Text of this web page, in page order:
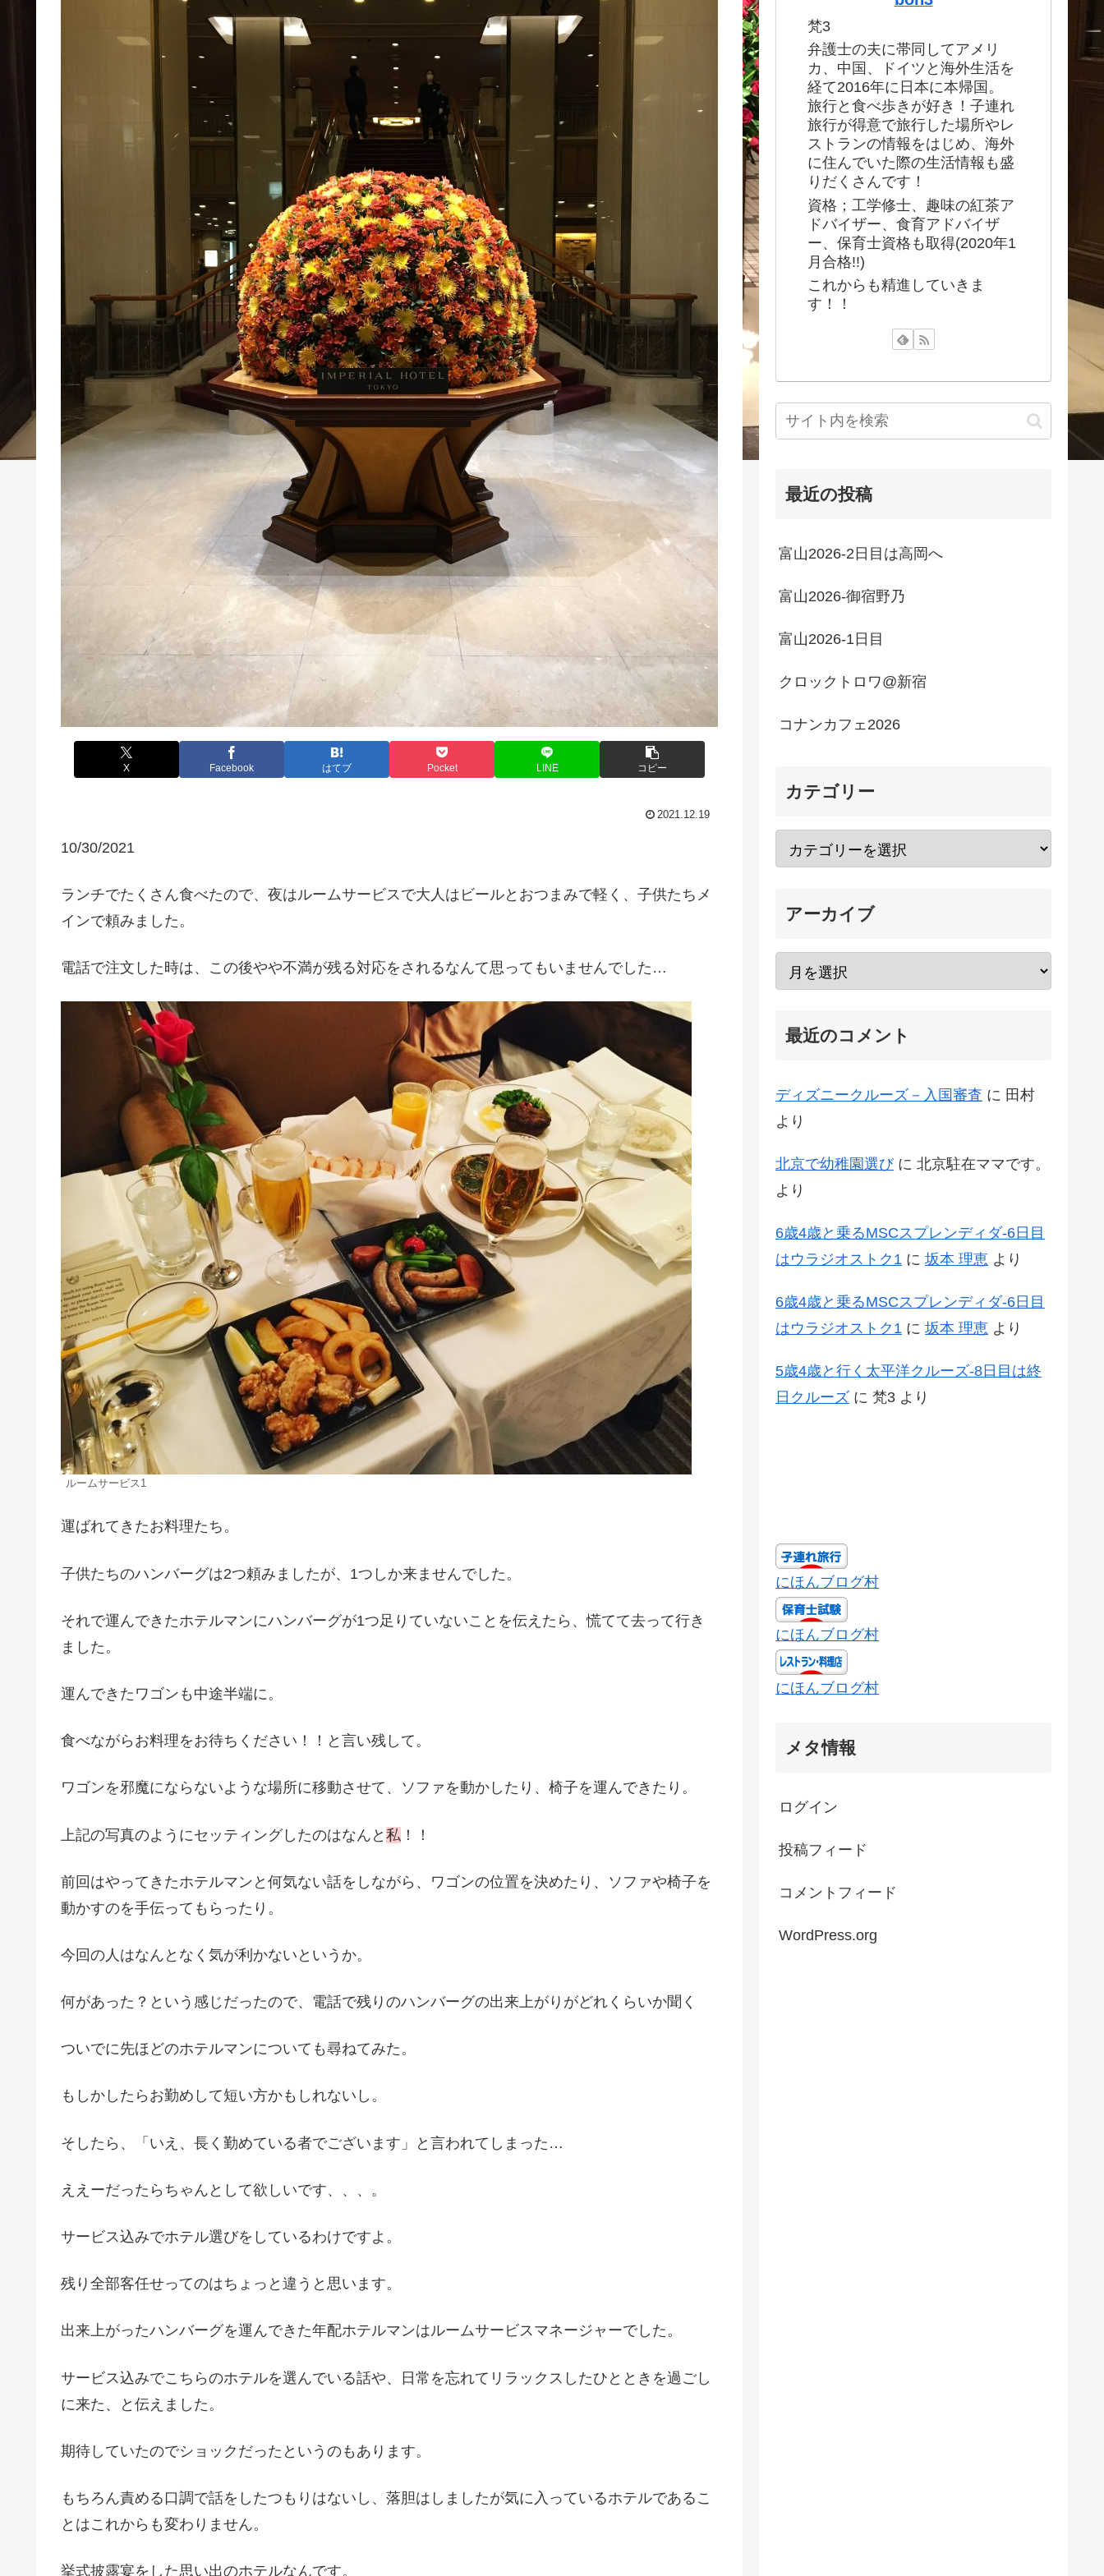
X Facebook はてブ Pocket LINE コピー
2021.12.19
10/30/2021
ランチでたくさん食べたので、夜はルームサービスで大人はビールとおつまみで軽く、子供たちメ
インで頼みました。
電話で注文した時は、この後やや不満が残る対応をされるなんて思ってもいませんでした…
ルームサービス1
運ばれてきたお料理たち。
子供たちのハンバーグは2つ頼みましたが、1つしか来ませんでした。
それで運んできたホテルマンにハンバーグが1つ足りていないことを伝えたら、慌てて去って行き
ました。
運んできたワゴンも中途半端に。
食べながらお料理をお待ちください！！と言い残して。
ワゴンを邪魔にならないような場所に移動させて、ソファを動かしたり、椅子を運んできたり。
上記の写真のようにセッティングしたのはなんと 私 ！！
前回はやってきたホテルマンと何気ない話をしながら、ワゴンの位置を決めたり、ソファや椅子を
動かすのを手伝ってもらったり。
今回の人はなんとなく気が利かないというか。
何があった？という感じだったので、電話で残りのハンバーグの出来上がりがどれくらいか聞く
ついでに先ほどのホテルマンについても尋ねてみた。
もしかしたらお勤めして短い方かもしれないし。
そしたら、「いえ、長く勤めている者でございます」と言われてしまった…
ええーだったらちゃんとして欲しいです、、、。
サービス込みでホテル選びをしているわけですよ。
残り全部客任せってのはちょっと違うと思います。
出来上がったハンバーグを運んできた年配ホテルマンはルームサービスマネージャーでした。
サービス込みでこちらのホテルを選んでいる話や、日常を忘れてリラックスしたひとときを過ごし
に来た、と伝えました。
期待していたのでショックだったというのもあります。
もちろん責める口調で話をしたつもりはないし、落胆はしましたが気に入っているホテルであるこ
とはこれからも変わりません。
挙式披露宴をした思い出のホテルなんです。
梵3
弁護士の夫に帯同してアメリ
カ、中国、ドイツと海外生活を
経て2016年に日本に本帰国。
旅行と食べ歩きが好き！子連れ
旅行が得意で旅行した場所やレ
ストランの情報をはじめ、海外
に住んでいた際の生活情報も盛
りだくさんです！
資格；工学修士、趣味の紅茶ア
ドバイザー、食育アドバイザ
ー、保育士資格も取得(2020年1
月合格!!)
これからも精進していきま
す！！
最近の投稿
富山2026-2日目は高岡へ
富山2026-御宿野乃
富山2026-1日目
クロックトロワ@新宿
コナンカフェ2026
カテゴリー
アーカイブ
最近のコメント
ディズニークルーズ－入国審査 に 田村
より
北京で幼稚園選びに 北京駐在ママです。
より
6歳4歳と乗るMSCスプレンディダ-6日目
はウラジオストク1 に 坂本 理恵 より
6歳4歳と乗るMSCスプレンディダ-6日目
はウラジオストク1 に 坂本 理恵 より
5歳4歳と行く太平洋クルーズ-8日目は終
日クルーズ に 梵3 より
にほんブログ村
にほんブログ村
にほんブログ村
メタ情報
ログイン
投稿フィード
コメントフィード
WordPress.org